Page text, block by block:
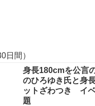
日間）
身長180cmを公言
のひろゆき氏と身
ットざわつき イ
題